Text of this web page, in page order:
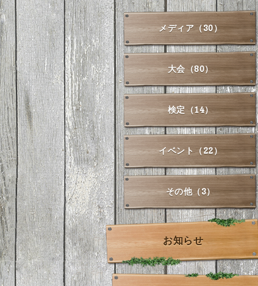
メディア（30）
大会（80）
検定（14）
イベント（22）
その他（3）
お知らせ